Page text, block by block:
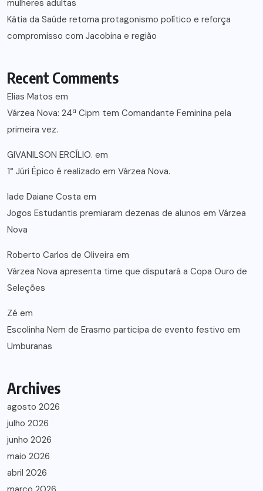
mulheres adultas
Kátia da Saúde retoma protagonismo político e reforça
compromisso com Jacobina e região
Recent Comments
Elias Matos em
Várzea Nova: 24ª Cipm tem Comandante Feminina pela
primeira vez.
GIVANILSON ERCÍLIO. em
1° Júri Épico é realizado em Várzea Nova.
lade Daiane Costa em
Jogos Estudantis premiaram dezenas de alunos em Várzea
Nova
Roberto Carlos de Oliveira em
Várzea Nova apresenta time que disputará a Copa Ouro de
Seleções
Zé em
Escolinha Nem de Erasmo participa de evento festivo em
Umburanas
Archives
agosto 2026
julho 2026
junho 2026
maio 2026
abril 2026